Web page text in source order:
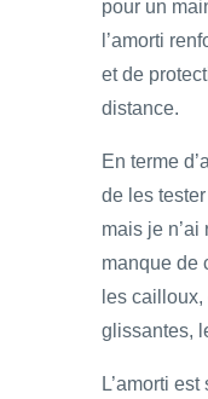
pour un
l’amorti
et de
distance.
En terme
de les
mais je
manque de
les
glissantes,
L’amorti